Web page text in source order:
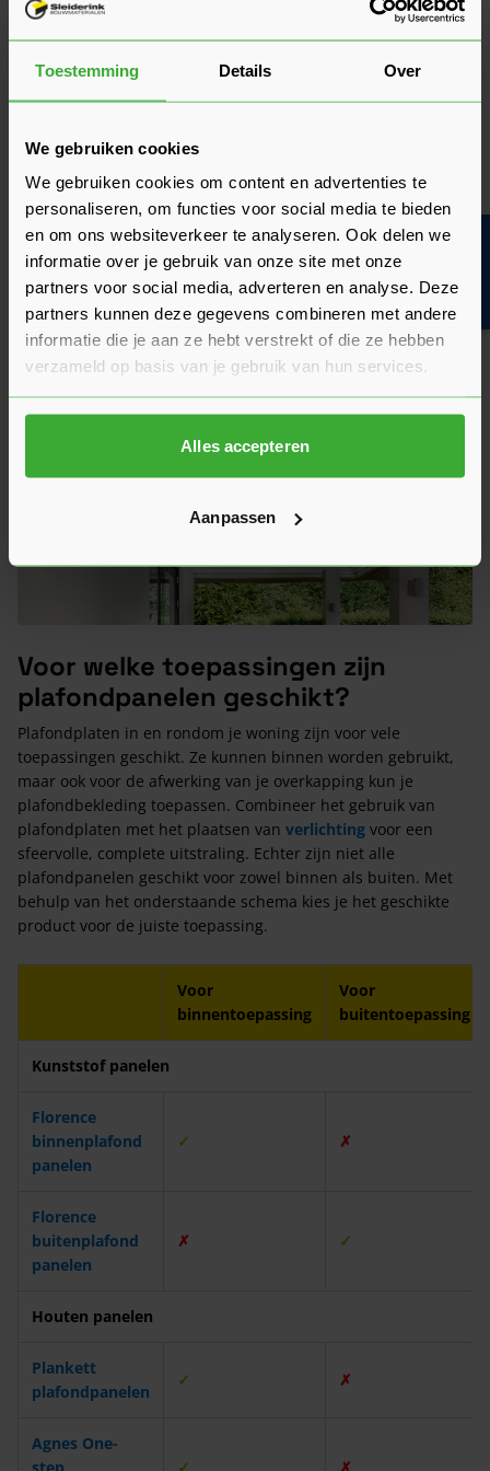
Toestemming Details Over
We gebruiken cookies
We gebruiken cookies om content en advertenties te
personaliseren, om functies voor social media te bieden
en om ons websiteverkeer te analyseren. Ook delen we
informatie over je gebruik van onze site met onze
partners voor social media, adverteren en analyse. Deze
partners kunnen deze gegevens combineren met andere
informatie die je aan ze hebt verstrekt of die ze hebben
verzameld op basis van je gebruik van hun services.
Alles accepteren
Aanpassen
U lees momenteel pagina
1 Pagina
2 Pagina
3
Gebruik plafondplaten voor een
snelle en eenvoudige afwerking van
je plafond!
Wil je snel en zonder gedoe je plafond een strakke uitstraling
geven? Kies voor onze plafondplaten voor een eenvoudige en
snelle afwerking! Ze zijn gemakkelijk te monteren met
schroeven of lijm, zodat je in korte tijd een perfect afgewerkt
plafond hebt. Of het nu gaat om je woonkamer, kantoor of
badkamer, plafondpanelen bieden dé oplossing zonder
ingewikkelde montage. Bespaar tijd en moeite en geniet van
een professioneel eindresultaat.
Voor welke toepassingen zijn
plafondpanelen geschikt?
Plafondplaten in en rondom je woning zijn voor vele
toepassingen geschikt. Ze kunnen binnen worden gebruikt,
maar ook voor de afwerking van je overkapping kun je
plafondbekleding toepassen. Combineer het gebruik van
plafondplaten met het plaatsen van verlichting voor een
sfeervolle, complete uitstraling. Echter zijn niet alle
plafondpanelen geschikt voor zowel binnen als buiten. Met
behulp van het onderstaande schema kies je het geschikte
product voor de juiste toepassing.
Voor
binnentoepassing
Voor
buitentoepassing
Kunststof panelen
Florence
binnenplafond
panelen
✓ ✗
Florence
buitenplafond
panelen
✗ ✓
Houten panelen
Plankett
plafondpanelen
✓ ✗
Agnes One-